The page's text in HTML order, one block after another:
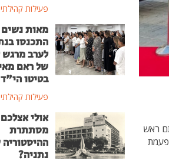
ראש
ה7/10 והוסיפה שנפעמת
פעילות
מאות נשים
התכנסו
לערב מרגש
של ראם
בטיטו הי"ד
פעילות
אולי
מסתתרת
נתניה?